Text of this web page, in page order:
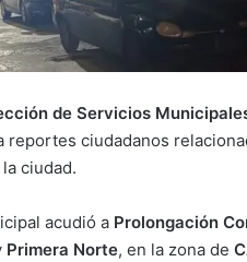
de Servicios
ciudadanos
ciudad.
acudió a Prolongación
Primera Norte, en la zona de